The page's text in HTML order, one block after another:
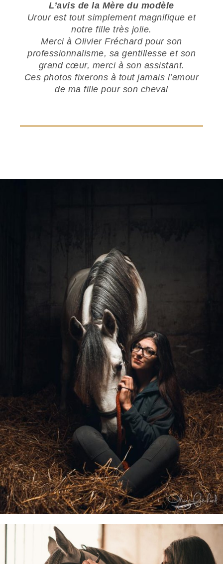
L’avis de la Mère du modèle
Urour est tout simplement magnifique et
notre fille très jolie.
Merci à Olivier Fréchard pour son
professionnalisme, sa gentillesse et son
grand cœur, merci à son assistant.
Ces photos fixerons à tout jamais l’amour
de ma fille pour son cheval